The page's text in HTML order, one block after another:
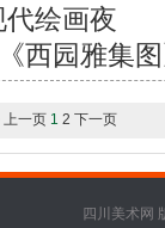
绘画夜
西园雅集
上一页 1 2 下一页
四川美术网